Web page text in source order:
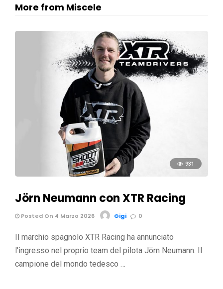
More from Miscele
931
Jörn Neumann con XTR Racing
Posted On 4 Marzo 2026 Gigi 0
Il marchio spagnolo XTR Racing ha annunciato
l'ingresso nel proprio team del pilota Jörn Neumann. Il
campione del mondo tedesco …